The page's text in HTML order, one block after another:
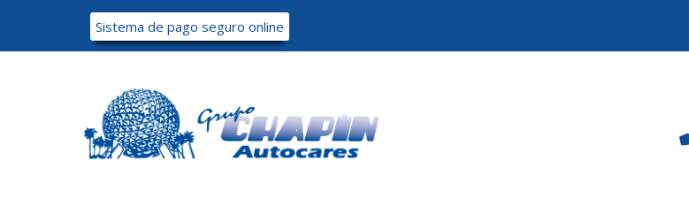
Sistema de pago seguro online